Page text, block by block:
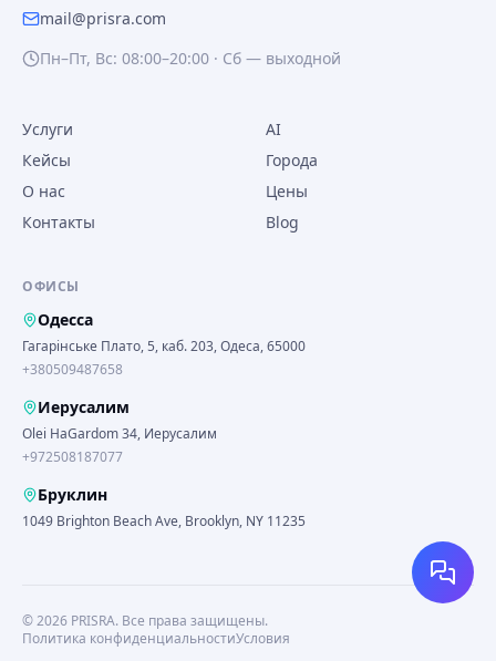
mail@prisra.com
Пн–Пт, Вс: 08:00–20:00 · Сб — выходной
Услуги
AI
Кейсы
Города
О нас
Цены
Контакты
Blog
ОФИСЫ
Одесса
Гагарінське Плато, 5, каб. 203, Одеса, 65000
+380509487658
Иерусалим
Olei HaGardom 34, Иерусалим
+972508187077
Бруклин
1049 Brighton Beach Ave, Brooklyn, NY 11235
©2026 PRISRA. Все права защищены.
Политика конфиденциальностиУсловия